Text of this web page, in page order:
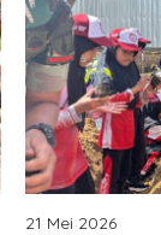
21 Mei 2026